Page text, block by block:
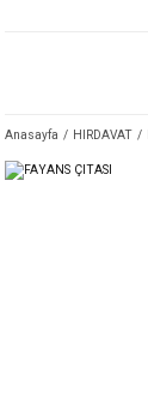
Anasayfa HIRDAVAT